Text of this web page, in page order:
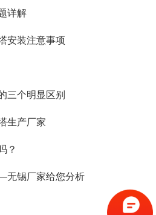
详解
安装注意事项
三个明显区别
生产厂家
？
无锡厂家给您分析